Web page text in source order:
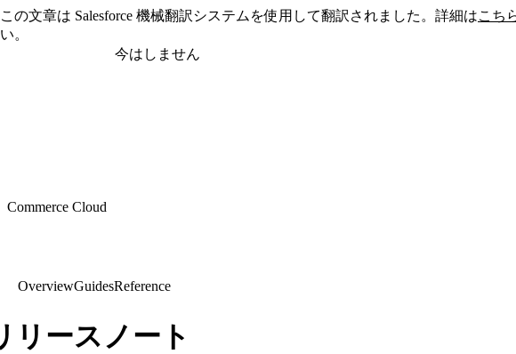
この文章は Salesforce 機械翻訳システムを使用して翻訳されました。詳細はこち
い。
今はしません
Commerce Cloud
OverviewGuidesReference
リースノート